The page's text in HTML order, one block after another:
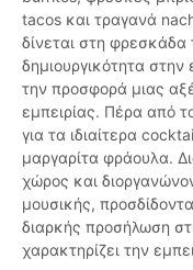
tacos και τραγανά
δίνεται στη
δημιουργικότητα
την προσφορά μιας
εμπειρίας. Πέρα από
για τα ιδιαίτερα
μαργαρίτα φράουλα.
χώρος και
μουσικής,
διαρκής προσήλωση
χαρακτηρίζει την